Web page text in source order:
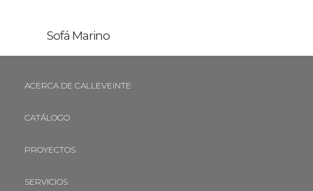
Sofá Marino
ACERCA DE CALLEVEINTE
CATÁLOGO
PROYECTOS
SERVICIOS